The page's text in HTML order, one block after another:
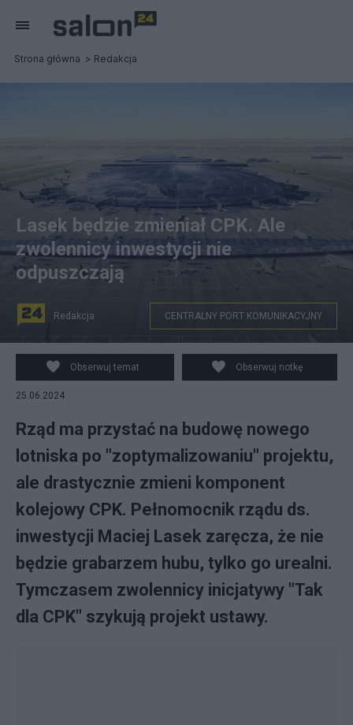
Strona główna Redakcja
Fot. Wizualizacja CPK
Lasek będzie zmieniał CPK. Ale
zwolennicy inwestycji nie
odpuszczają
Redakcja CENTRALNY PORT KOMUNIKACYJNY
Obserwuj temat Obserwuj notkę
25.06.2024
Rząd ma przystać na budowę nowego
lotniska po "zoptymalizowaniu" projektu,
ale drastycznie zmieni komponent
kolejowy CPK. Pełnomocnik rządu ds.
inwestycji Maciej Lasek zaręcza, że nie
będzie grabarzem hubu, tylko go urealni.
Tymczasem zwolennicy inicjatywy "Tak
dla CPK" szykują projekt ustawy.